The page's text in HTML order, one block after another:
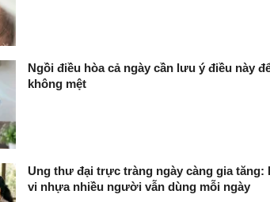
Ngồi điều hòa cả ngày cần lưu ý điều này
không mệt
Ung thư đại trực tràng ngày càng gia tăng:
vi nhựa nhiều người vẫn dùng mỗi ngày